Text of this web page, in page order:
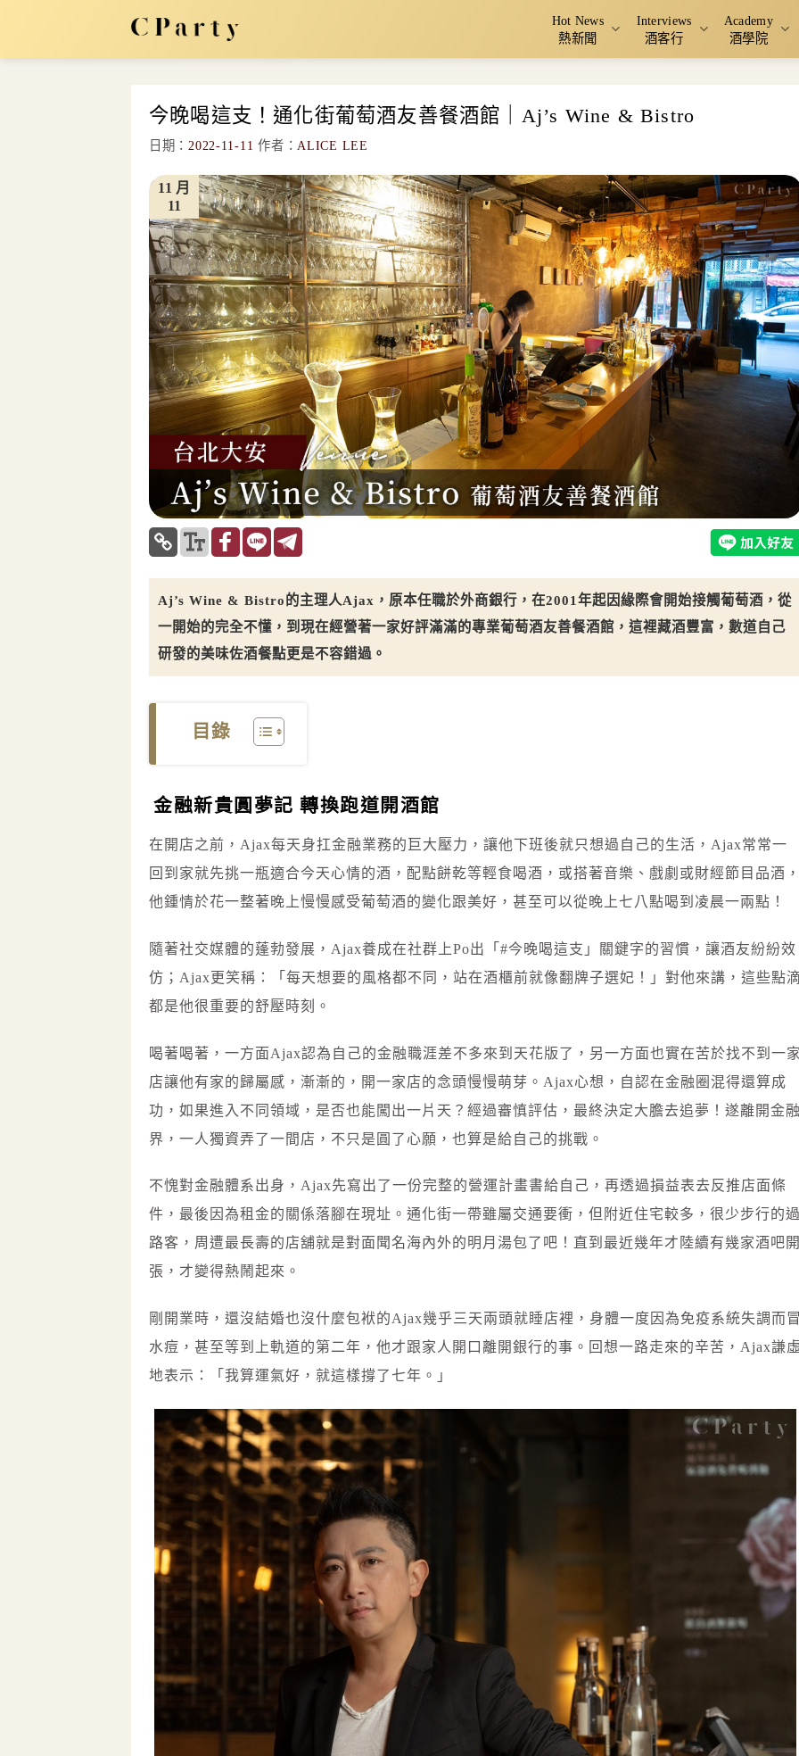
content
Hot News
熱新聞
Interviews
酒客行
Academy
酒學院
今晚喝這支！通化街葡萄酒友善餐酒館｜Aj’s Wine & Bistro
日期： 2022-11-11 作者： ALICE LEE
11
11 月
Aj’s Wine & Bistro的主理人Ajax，原本任職於外商銀行，在2001年起因緣際會開始接觸葡萄酒，從
一開始的完全不懂，到現在經營著一家好評滿滿的專業葡萄酒友善餐酒館，這裡藏酒豐富，數道自己
研發的美味佐酒餐點更是不容錯過。
目錄
金融新貴圓夢記 轉換跑道開酒館
在開店之前，Ajax每天身扛金融業務的巨大壓力，讓他下班後就只想過自己的生活，Ajax常常一
回到家就先挑一瓶適合今天心情的酒，配點餅乾等輕食喝酒，或搭著音樂、戲劇或財經節目品酒
他鍾情於花一整著晚上慢慢感受葡萄酒的變化跟美好，甚至可以從晚上七八點喝到凌晨一兩點！
隨著社交媒體的蓬勃發展，Ajax養成在社群上Po出「#今晚喝這支」關鍵字的習慣，讓酒友紛紛效
仿；Ajax更笑稱：「每天想要的風格都不同，站在酒櫃前就像翻牌子選妃！」對他來講，這些點
都是他很重要的舒壓時刻。
喝著喝著，一方面Ajax認為自己的金融職涯差不多來到天花版了，另一方面也實在苦於找不到一
店讓他有家的歸屬感，漸漸的，開一家店的念頭慢慢萌芽。Ajax心想，自認在金融圈混得還算成
功，如果進入不同領域，是否也能闖出一片天？經過審慎評估，最終決定大膽去追夢！遂離開金
界，一人獨資弄了一間店，不只是圓了心願，也算是給自己的挑戰。
不愧對金融體系出身，Ajax先寫出了一份完整的營運計畫書給自己，再透過損益表去反推店面條
件，最後因為租金的關係落腳在現址。通化街一帶雖屬交通要衝，但附近住宅較多，很少步行的
路客，周遭最長壽的店舖就是對面聞名海內外的明月湯包了吧！直到最近幾年才陸續有幾家酒吧
張，才變得熱鬧起來。
剛開業時，還沒結婚也沒什麼包袱的Ajax幾乎三天兩頭就睡店裡，身體一度因為免疫系統失調而
水痘，甚至等到上軌道的第二年，他才跟家人開口離開銀行的事。回想一路走來的辛苦，Ajax謙
地表示：「我算運氣好，就這樣撐了七年。」